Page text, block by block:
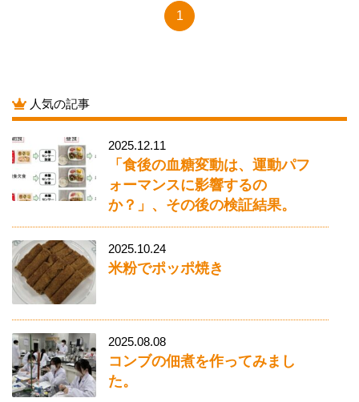
1
人気の記事
2025.12.11
「食後の血糖変動は、運動パフ
ォーマンスに影響するの
か？」、その後の検証結果。
2025.10.24
米粉でポッポ焼き
2025.08.08
コンブの佃煮を作ってみまし
た。